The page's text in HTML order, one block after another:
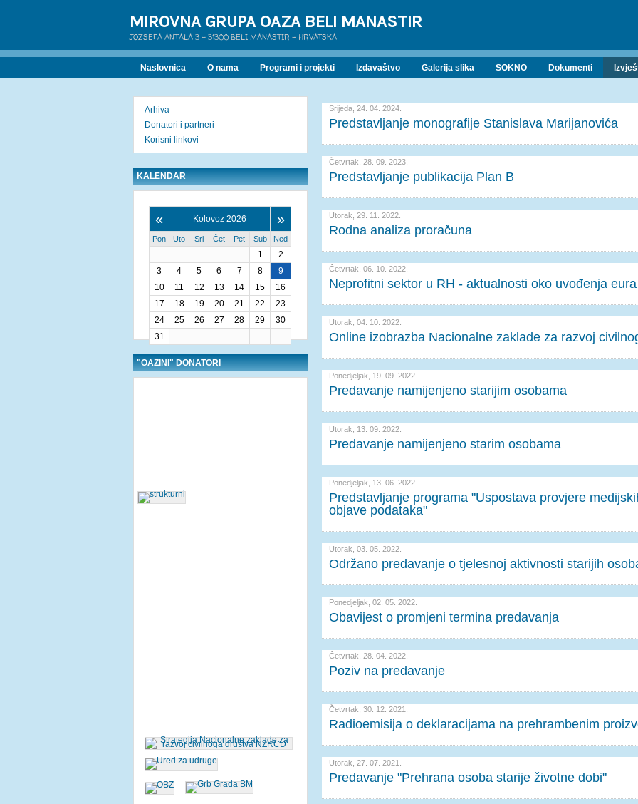
MIROVNA GRUPA OAZA BELI MANASTIR
JOZSEFA ANTALA 3 - 31300 BELI MANASTIR - HRVATSKA
Naslovnica O nama Programi i projekti Izdavaštvo Galerija slika SOKNO Dokumenti
Srijeda, 24. 04. 2024.
Predstavljanje monografije Stanislava Marijanovića
Četvrtak, 28. 09. 2023.
Predstavljanje publikacija Plan B
Utorak, 29. 11. 2022.
Rodna analiza proračuna
Četvrtak, 06. 10. 2022.
Neprofitni sektor u RH - aktualnosti oko uvođenja eura
Utorak, 04. 10. 2022.
Online izobrazba Nacionalne zaklade za razvoj
Ponedjeljak, 19. 09. 2022.
Predavanje namijenjeno starijim osobama
Utorak, 13. 09. 2022.
Predavanje namijenjeno starim osobama
Ponedjeljak, 13. 06. 2022.
Predstavljanje programa "Uspostava provjere
objave podataka"
Utorak, 03. 05. 2022.
Održano predavanje o tjelesnoj aktivnosti starijih
Ponedjeljak, 02. 05. 2022.
Obavijest o promjeni termina predavanja
Četvrtak, 28. 04. 2022.
Poziv na predavanje
Četvrtak, 30. 12. 2021.
Radioemisija o deklaracijama na prehrambenim
Utorak, 27. 07. 2021.
Predavanje "Prehrana osoba starije životne dobi"
Arhiva
Donatori i partneri
Korisni linkovi
KALENDAR
« Kolovoz 2026 »
Pon Uto Sri Čet Pet Sub Ned
1
2
3
4 5 6 7 8
9
10
11 12 13 14 15
16
17
18 19 20 21 22
23
24
25 26 27 28 29
30
31
"OAZINI" DONATORI